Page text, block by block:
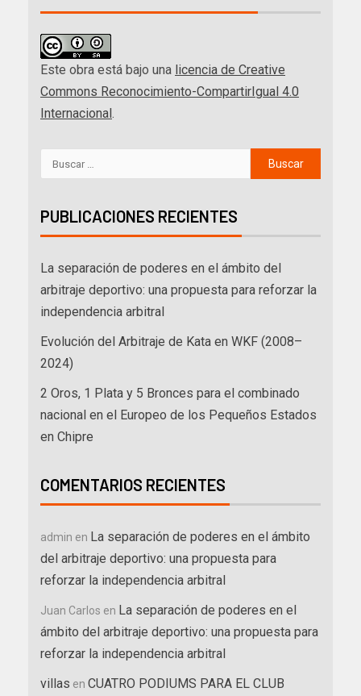
Este obra está bajo una licencia de Creative
Commons Reconocimiento-CompartirIgual 4.0
Internacional.
PUBLICACIONES RECIENTES
La separación de poderes en el ámbito del
arbitraje deportivo: una propuesta para reforzar la
independencia arbitral
Evolución del Arbitraje de Kata en WKF (2008–
2024)
2 Oros, 1 Plata y 5 Bronces para el combinado
nacional en el Europeo de los Pequeños Estados
en Chipre
COMENTARIOS RECIENTES
admin en La separación de poderes en el ámbito
del arbitraje deportivo: una propuesta para
reforzar la independencia arbitral
Juan Carlos en La separación de poderes en el
ámbito del arbitraje deportivo: una propuesta para
reforzar la independencia arbitral
villas en CUATRO PODIUMS PARA EL CLUB